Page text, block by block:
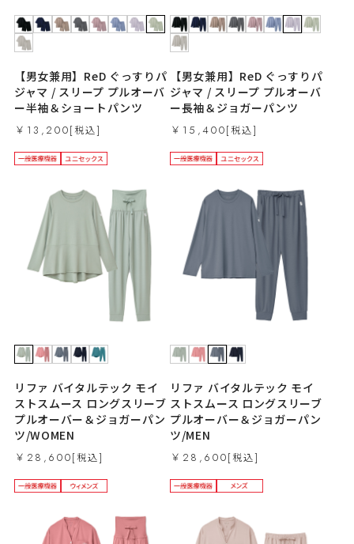
【男女兼用】ReD ぐっすりパ
ジャマ / スリープ プルオーバ
ー半袖＆ショートパンツ
￥13,200
【男女兼用】ReD ぐっすりパ
ジャマ / スリープ プルオーバ
ー長袖＆ジョガーパンツ
￥15,400
リファ バイタルテック モイ
ストスムース ロングスリーブ
プルオーバー＆ジョガーパン
ツ/WOMEN
￥28,600
リファ バイタルテック モイ
ストスムース ロングスリーブ
プルオーバー＆ジョガーパン
ツ/MEN
￥28,600